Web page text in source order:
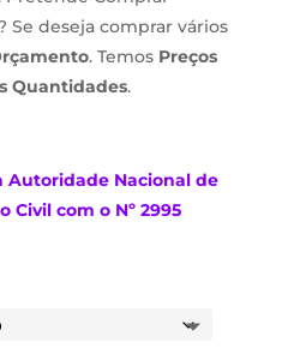
Se deseja comprar vários
. Temos Preços
Quantidades.
Autoridade Nacional de
Civil com o Nº 2995